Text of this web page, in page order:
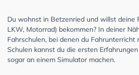
Du wohnst in Betzenried und willst deine
LKW, Motorrad) bekommen? In deiner
Fahrschulen, bei denen du Fahrunterricht
Schulen kannst du die ersten
sogar an einem Simulator machen.